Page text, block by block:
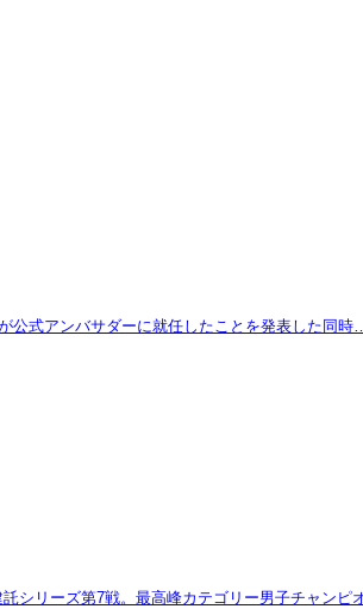
公式アンバサダーに就任したことを発表した同時
シリーズ第7戦。最高峰カテゴリー男子チャンピ